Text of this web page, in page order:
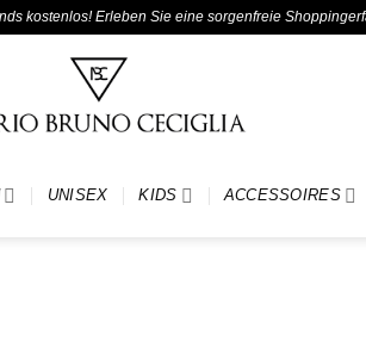
kostenlos! Erleben Sie eine sorgenfreie
UNISEX KIDS ACCESSOIRES